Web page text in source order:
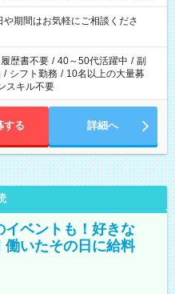
期間はお気軽にご相談くださ
履歴書不要 / 40～50代活躍中 / 副
/ シフト勤務 / 10名以上の大量募
スキル不要
する 詳細へ
イベントも！好きな
いたその日に給料